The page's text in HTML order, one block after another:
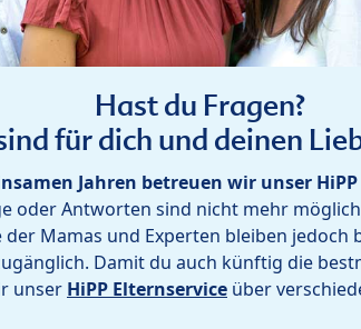
Hast du Fragen?
für dich und deinen
Jahren betreuen wir unser
oder Antworten sind nicht mehr
Mamas und Experten bleiben jedoch
Damit du auch künftig die
unser HiPP Elternservice über